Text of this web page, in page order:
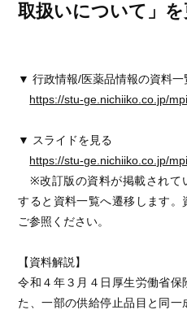
取扱いについて」
▼ 行政情報/医薬品情報の資料一
https://stu-ge.nichiiko.co.jp/
▼ スライドを見る
https://stu-ge.nichiiko.co.jp/
※改訂版の資料が掲載されて
すると資料一覧へ遷移します
ご参照ください。
【資料解説】
令和４年３月４日厚生労働省
た、一部の供給停止品目と同